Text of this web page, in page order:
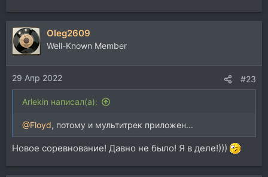
Oleg2609
Well-Known Member
29 Апр 2022 #23
Arlekin написал(а):
@Floyd, потому и мультитрек приложен...
Новое соревнование! Давно не было! Я в деле!)))